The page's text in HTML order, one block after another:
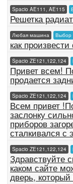
Spacio AE111, AE115
Решетка
Любая машина Выбор
как
Spacio ZE121,122,124
Привет всем!
продается
Spacio ZE121,122,124
Всем привет
заслонку
приборов
сталкивался с
Spacio ZE121,122,124
Здравствуйте
каком сайте
дверь,